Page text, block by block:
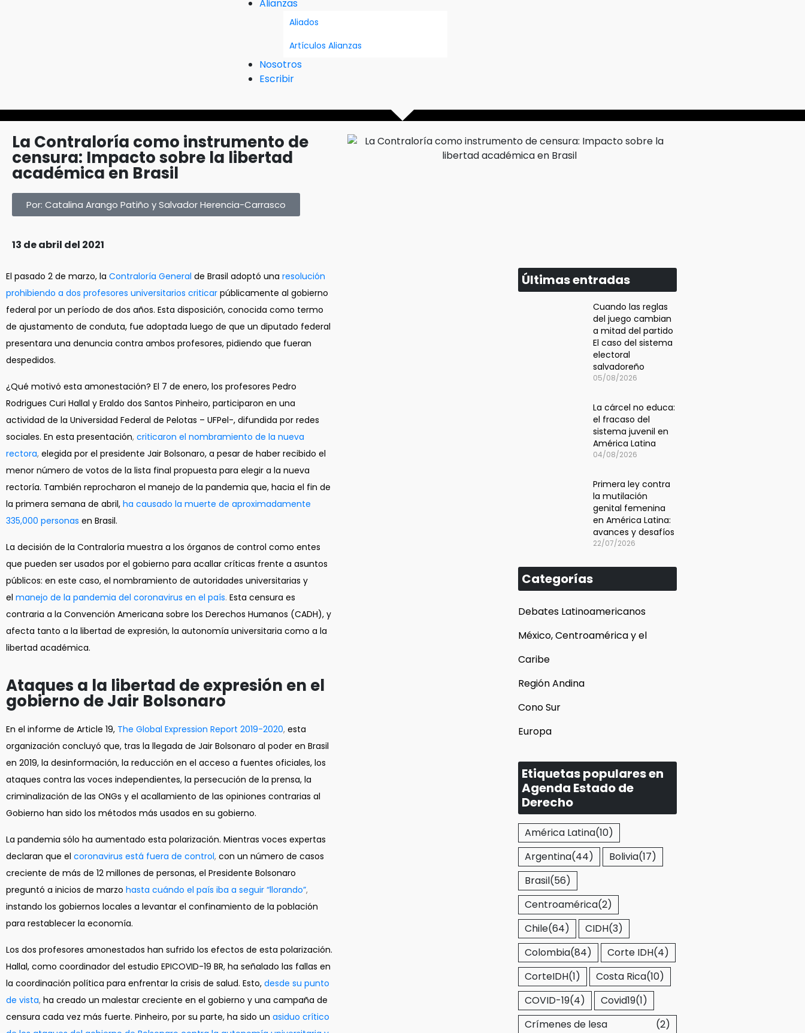
Alianzas
Aliados
Artículos Alianzas
Nosotros
Escribir
La Contraloría como instrumento de
censura: Impacto sobre la libertad
académica en Brasil
Por: Catalina Arango Patiño y Salvador Herencia-Carrasco
13 de abril del 2021
El pasado 2 de marzo, la Contraloría General de Brasil adoptó una resolución
prohibiendo a dos profesores universitarios criticar públicamente al gobierno
federal por un período de dos años. Esta disposición, conocida como termo
de ajustamento de conduta, fue adoptada luego de que un diputado federal
presentara una denuncia contra ambos profesores, pidiendo que fueran
despedidos.
¿Qué motivó esta amonestación? El 7 de enero, los profesores Pedro
Rodrigues Curi Hallal y Eraldo dos Santos Pinheiro, participaron en una
actividad de la Universidad Federal de Pelotas – UFPel-, difundida por redes
sociales. En esta presentación, criticaron el nombramiento de la nueva
rectora, elegida por el presidente Jair Bolsonaro, a pesar de haber recibido el
menor número de votos de la lista final propuesta para elegir a la nueva
rectoría. También reprocharon el manejo de la pandemia que, hacia el fin de
la primera semana de abril, ha causado la muerte de aproximadamente
335,000 personas en Brasil.
La decisión de la Contraloría muestra a los órganos de control como entes
que pueden ser usados por el gobierno para acallar críticas frente a asuntos
públicos: en este caso, el nombramiento de autoridades universitarias y
el manejo de la pandemia del coronavirus en el país. Esta censura es
contraria a la Convención Americana sobre los Derechos Humanos (CADH), y
afecta tanto a la libertad de expresión, la autonomía universitaria como a la
libertad académica.
Ataques a la libertad de expresión en el
gobierno de Jair Bolsonaro
En el informe de Article 19, The Global Expression Report 2019-2020, esta
organización concluyó que, tras la llegada de Jair Bolsonaro al poder en Brasil
en 2019, la desinformación, la reducción en el acceso a fuentes oficiales, los
ataques contra las voces independientes, la persecución de la prensa, la
criminalización de las ONGs y el acallamiento de las opiniones contrarias al
Gobierno han sido los métodos más usados en su gobierno.
La pandemia sólo ha aumentado esta polarización. Mientras voces expertas
declaran que el coronavirus está fuera de control, con un número de casos
creciente de más de 12 millones de personas, el Presidente Bolsonaro
preguntó a inicios de marzo hasta cuándo el país iba a seguir “llorando”,
instando los gobiernos locales a levantar el confinamiento de la población
para restablecer la economía.
Los dos profesores amonestados han sufrido los efectos de esta polarización.
Hallal, como coordinador del estudio EPICOVID-19 BR, ha señalado las fallas en
la coordinación política para enfrentar la crisis de salud. Esto, desde su punto
de vista, ha creado un malestar creciente en el gobierno y una campaña de
censura cada vez más fuerte. Pinheiro, por su parte, ha sido un asiduo crítico
Últimas entradas
Cuando las reglas
del juego cambian
a mitad del partido
El caso del sistema
electoral
salvadoreño
05/08/2026
La cárcel no educa:
el fracaso del
sistema juvenil en
América Latina
04/08/2026
Primera ley contra
la mutilación
genital femenina
en América Latina:
avances y desafíos
22/07/2026
Categorías
Debates Latinoamericanos
México, Centroamérica y el
Caribe
Región Andina
Cono Sur
Europa
Etiquetas populares en
Agenda Estado de
Derecho
América Latina(10)
Argentina(44) Bolivia(17)
Brasil(56)
Centroamérica(2)
Chile(64) CIDH(3)
Colombia(84) Corte IDH(4)
CorteIDH(1) Costa Rica(10)
COVID-19(4) Covid19(1)
Crímenes de lesa
(2)